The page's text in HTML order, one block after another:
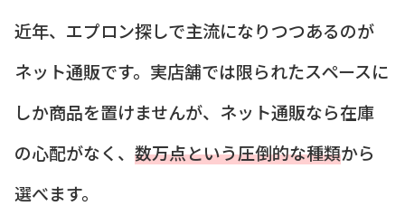
近年、エプロン探しで主流になりつつあるのが
ネット通販です。実店舗では限られたスペースに
しか商品を置けませんが、ネット通販なら在庫
の心配がなく、 数万点という圧倒的な種類から
選べます。